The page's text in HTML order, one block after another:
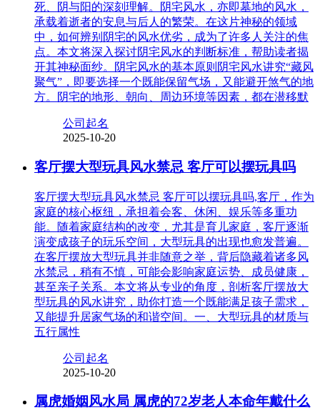
死、阴与阳的深刻理解。阴宅风水，亦即墓地的风水，
承载着逝者的安息与后人的繁荣。在这片神秘的领域
中，如何辨别阴宅的风水优劣，成为了许多人关注的焦
点。本文将深入探讨阴宅风水的判断标准，帮助读者揭
开其神秘面纱。阴宅风水的基本原则阴宅风水讲究“藏风
聚气”，即要选择一个既能保留气场，又能避开煞气的地
方。阴宅的地形、朝向、周边环境等因素，都在潜移默
公司起名
2025-10-20
客厅摆大型玩具风水禁忌 客厅可以摆玩具吗
客厅摆大型玩具风水禁忌 客厅可以摆玩具吗,客厅，作为
家庭的核心枢纽，承担着会客、休闲、娱乐等多重功
能。随着家庭结构的改变，尤其是育儿家庭，客厅逐渐
演变成孩子的玩乐空间，大型玩具的出现也愈发普遍。
在客厅摆放大型玩具并非随意之举，背后隐藏着诸多风
水禁忌，稍有不慎，可能会影响家庭运势、成员健康，
甚至亲子关系。本文将从专业的角度，剖析客厅摆放大
型玩具的风水讲究，助你打造一个既能满足孩子需求，
又能提升居家气场的和谐空间。一、大型玩具的材质与
五行属性
公司起名
2025-10-20
属虎婚姻风水局 属虎的72岁老人本命年戴什么